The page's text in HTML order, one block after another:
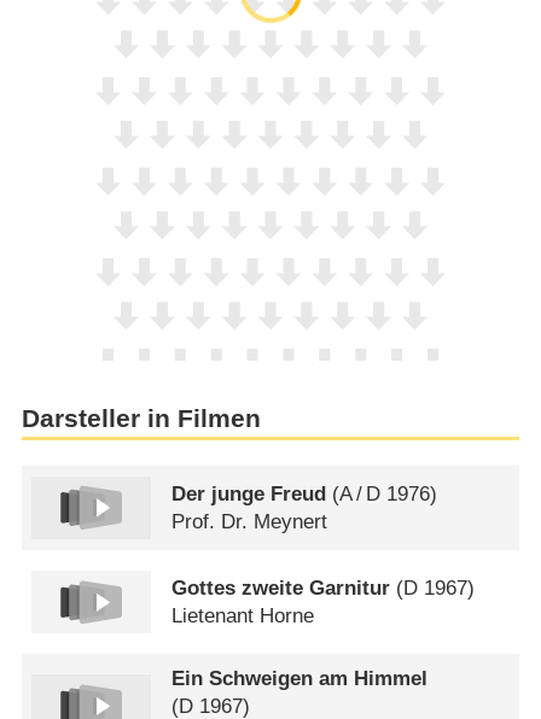
Darsteller in Filmen
Der junge Freud (A/ D 1976)
Prof. Dr. Meynert
Gottes zweite Garnitur (D 1967)
Lietenant Horne
Ein Schweigen am Himmel
(D 1967)